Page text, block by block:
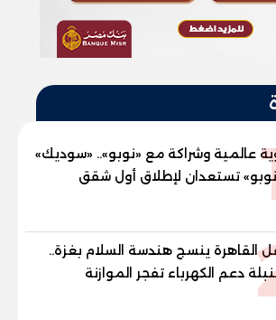
عالمية وشراكة مع «نوبو».. «سوديك»
تستعدان لإطلاق أول شقق
تحمل علامة "نوبو" العالمية في
القاهرة ينسج هندسة السلام بغزة..
دعم الكهرباء تفجر الموازنة